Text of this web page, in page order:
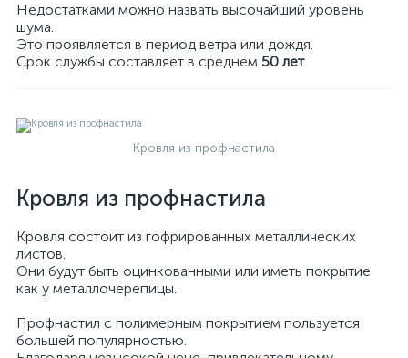
Недостатками можно назвать высочайший уровень
шума.
Это проявляется в период ветра или дождя.
Срок службы составляет в среднем 50 лет.
Кровля из профнастила
Кровля из профнастила
Кровля состоит из гофрированных металлических
листов.
Они будут быть оцинкованными или иметь покрытие
как у металлочерепицы.
Профнастил с полимерным покрытием пользуется
большей популярностью.